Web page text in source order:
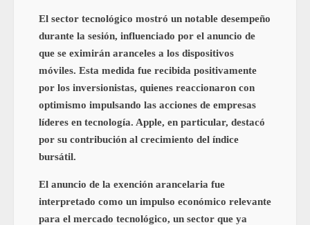
El sector tecnológico mostró un notable desempeño
durante la sesión, influenciado por el anuncio de
que se eximirán aranceles a los dispositivos
móviles. Esta medida fue recibida positivamente
por los inversionistas, quienes reaccionaron con
optimismo impulsando las acciones de empresas
líderes en tecnología. Apple, en particular, destacó
por su contribución al crecimiento del índice
bursátil.
El anuncio de la exención arancelaria fue
interpretado como un impulso económico relevante
para el mercado tecnológico, un sector que ya